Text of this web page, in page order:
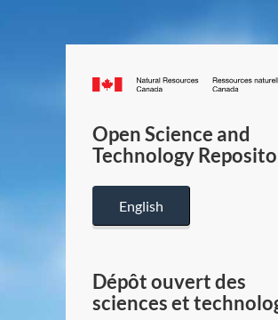
Canada.ca
Open Science and
Technology
English
Dépôt ouvert des
sciences et